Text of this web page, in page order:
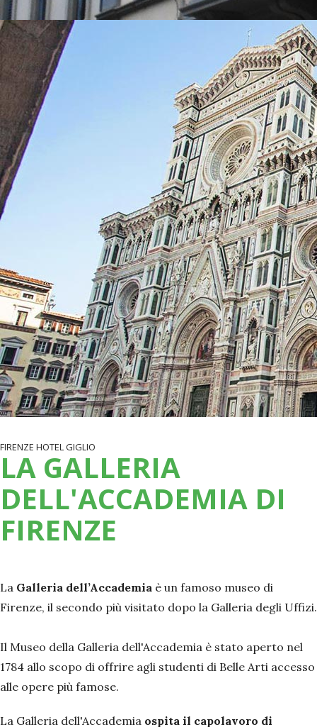
FIRENZE HOTEL GIGLIO
LA GALLERIA
DELL'ACCADEMIA DI
FIRENZE
La Galleria dell’Accademia è un famoso museo di
Firenze, il secondo più visitato dopo la Galleria degli Uffizi.
Il Museo della Galleria dell'Accademia è stato aperto nel
1784 allo scopo di offrire agli studenti di Belle Arti accesso
alle opere più famose.
La Galleria dell'Accademia ospita il capolavoro di